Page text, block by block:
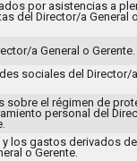
por asistencias a
del Director/a General
a General o Gerente.
sociales del Director/
sobre el régimen de
personal del
los gastos derivados
o Gerente.